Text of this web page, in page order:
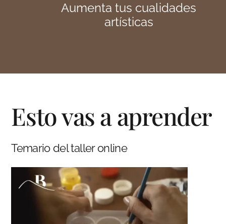
Aumenta tus cualidades
artísticas
Esto vas a aprender
Temario del taller online